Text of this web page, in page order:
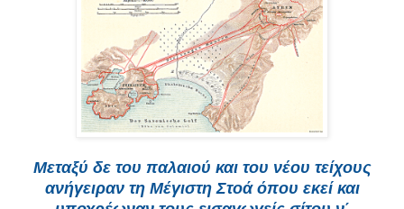
Μεταξύ δε του παλαιού και του νέου τείχους
ανήγειραν τη Μέγιστη Στοά όπου εκεί και